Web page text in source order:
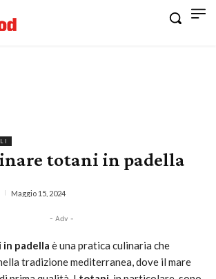
totani in padella
Maggio 15, 2024
- Adv -
padella è una pratica culinaria che
tradizione mediterranea, dove il mare